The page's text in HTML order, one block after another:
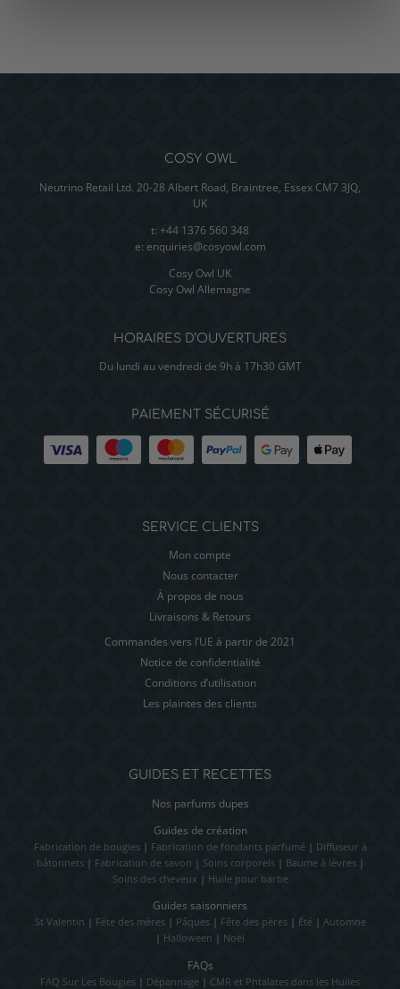
COSY OWL
Neutrino Retail Ltd. 20-28 Albert Road, Braintree, Essex CM7 3JQ,
UK
t: +44 1376 560 348
e: enquiries@cosyowl.com
Cosy Owl UK
Cosy Owl Allemagne
HORAIRES D’OUVERTURES
Du lundi au vendredi de 9h à 17h30 GMT
PAIEMENT SÉCURISÉ
SERVICE CLIENTS
Mon compte
Nous contacter
À propos de nous
Livraisons & Retours
Commandes vers l’UE à partir de 2021
Notice de confidentialité
Conditions d’utilisation
Les plaintes des clients
GUIDES ET RECETTES
Nos parfums dupes
Guides de création
Fabrication de bougies| Fabrication de fondants parfumé| Diffuseur à
bâtonnets| Fabrication de savon | Soins corporels| Baume à lèvres|
Soins des cheveux | Huile pour barbe
Guides saisonniers
St Valentin | Fête des mères| Pâques| Fête des pères| Été| Automne
| Halloween | Noël
FAQs
FAQ Sur Les Bougies | Dépannage | CMR et Phtalates dans les Huiles